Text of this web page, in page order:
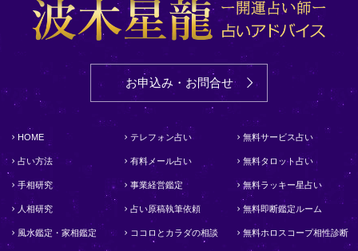
お申込み・お問合せ
HOME
占い方法
手相研究
人相研究
風水鑑定・家相鑑定
テレフォン占い
有料メール占い
事業経営鑑定
占い原稿執筆依頼
ココロとカラダの相談
無料サービス占い
無料タロット占い
無料ラッキー星占い
無料即断鑑定ルーム
無料ホロスコープ相性診断